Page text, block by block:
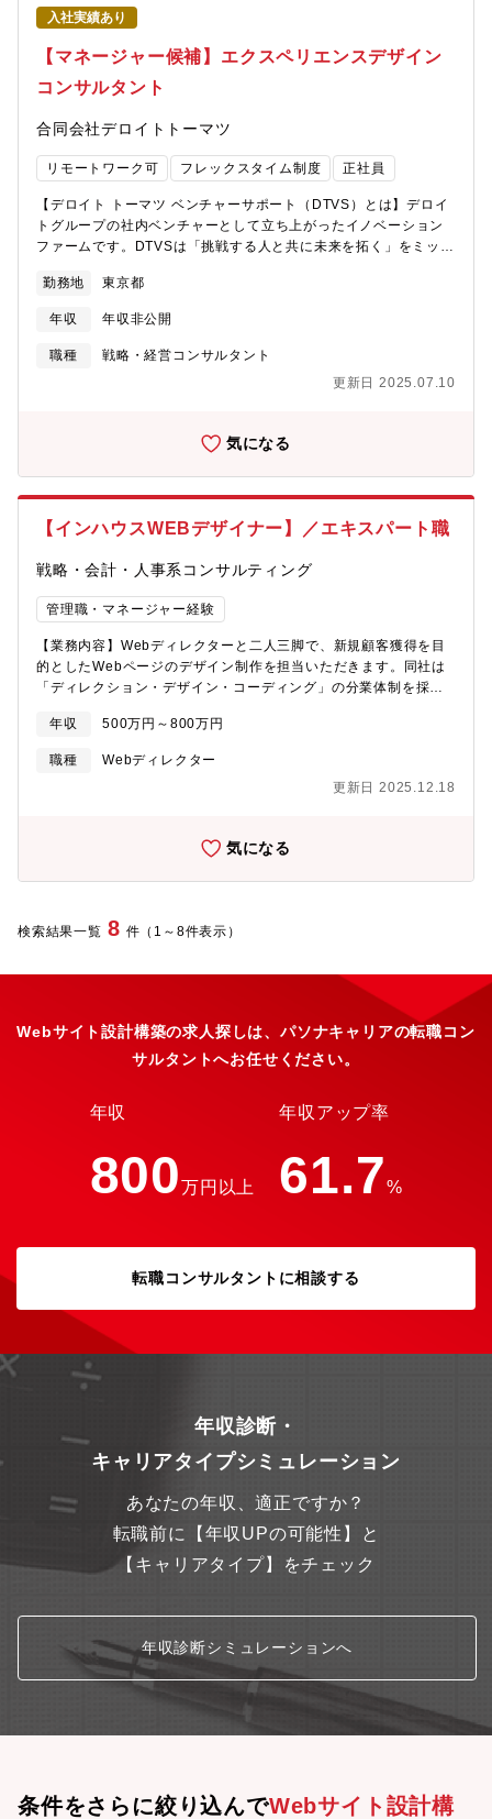
入社実績あり
【マネージャー候補】エクスペリエンスデザイン
コンサルタント
合同会社デロイトトーマツ
リモートワーク可 フレックスタイム制度 正社員
【デロイト トーマツ ベンチャーサポート（DTVS）とは】デロイ
トグループの社内ベンチャーとして立ち上がったイノベーション
ファームです。DTVSは「挑戦する人と共に未来を拓く」をミッシ
ョナルがチームとなり、スタートアップ支援、新規事業創出支
援、官公庁や自治体との連携によるイノベーターの育成支援を軸
に、イノベーションを加速させるための事業を展開しています。
【チームのミッション、業務概要】デロイト トーマツ ベンチャー
ッションに、ベンチャー企業・大手企業・官公庁／地方自治体等
しています。その中で、私たちのチームでは、大企業とスタート
アップの協業支援をベースに、顧客体験設計を中心としたコンサ
ルティングで事業やサービス開発を推進します。クライアントの
抱えるあらゆる課題に対し、オンラインからオフラインを含めた
全てのタッチポイントに対して、生活者のインサイトに基づく体
験を設計し解決していきます。また、同社の根幹である新規事業
のコンサルティング支援にも積極的に関与して頂きたく、同社は
クロスアサインを基本としているため、いくつかの既存コンサル
ティング案件にも、ご経験を活かして関わっていただきます。
【具体案件、主な支援内容】新規事業開発におけるアイディエー
ション業務支援事業課題や社会課題、顧客のニーズをふまえた新
しいサービスの開発、既存サービスの再設計およびその支援プロ
ジェクトマネジメント、ディレクション市場調査、インサイト分
発、サービス要件定義ペルソナ分析、カスタマージャーニー設計
目指す世界観】デロイトグループとして、成長戦略に特化した起
業家コンサル集団の中で、一緒にアジアNo1ファームを目指すべ
という急拡大な市場におけるデジタルマーケティングのデファク
勤務地 東京都
年収 年収非公開
職種
戦略・経営コンサルタント
更新日 2025.07.10
気になる
【インハウスWEBデザイナー】／エキスパート職
戦略・会計・人事系コンサルティング
管理職・マネージャー経験
【業務内容】Webディレクターと二人三脚で、新規顧客獲得を目
的としたWebページのデザイン制作を担当いただきます。同社は
「ディレクション・デザイン・コーディング」の分業体制を採用
ーダーが実装を担当し、公開後はディレクターが効果検証 → 改善
と進めます。効果検証結果は、デザイナーにも共有されますの
で、ディレクターとともに成果最大化につながる改善案を検討し
ます。さらに、他部署からの依頼によるWebページ制作もあり、
サイト設計・要件定義・ページデザインの検討・決定・効果検証
分が手掛けたデザインの効果をすぐに確認でき、 結果に基づく
改善提案がダイレクトに反映されます・デザインが事業成果に直
分業体制・若手育成を通じて、組織づくりにも貢献できます【想
定キャリア】短期的Webデザイナーとして、同社サイトの新規・
改修デザインを担当し、成果最大化に貢献。早期に自立し、若手
メンバーの育成にも携わっていただきます。中長期的専門領域で
成果を生み出すスペシャリスト職や、部門での成果に貢献するマ
アプランに合わせて、幅広い挑戦が可能です。
年収 500万円～800万円
職種
Webディレクター
更新日 2025.12.18
気になる
検索結果一覧 8 件（1～8件表示）
Webサイト設計構築の求人探しは、パソナキャリアの転職コン
サルタントへお任せください。
年収
800万円以上
年収アップ率
61.7%
転職コンサルタントに相談する
年収診断・
キャリアタイプシミュレーション
あなたの年収、適正ですか？
転職前に【年収UPの可能性】と
【キャリアタイプ】をチェック
年収診断シミュレーションへ
条件をさらに絞り込んでWebサイト設計構